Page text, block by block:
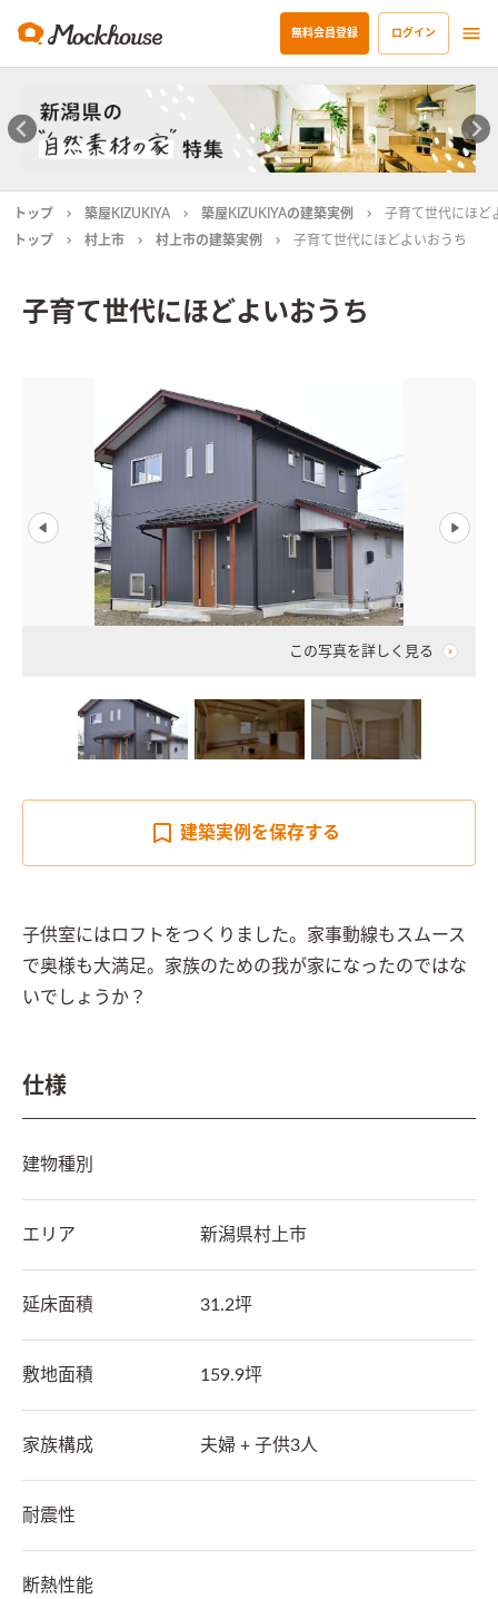
無料会員登録 ログイン
トップ 築屋KIZUKIYA 築屋KIZUKIYAの建築実例
子育て世代にほど
トップ
村上市 村上市の建築実例 子育て世代にほどよいおうち
子育て世代にほどよいおうち
この写真を詳しく見る
建築実例を保存する
子供室にはロフトをつくりました。家事動線もスムース
で奥様も大満足。家族のための我が家になったのではな
いでしょうか？
仕様
建物種別
エリア 新潟県村上市
延床面積 31.2坪
敷地面積 159.9坪
家族構成 夫婦 + 子供3人
耐震性
断熱性能